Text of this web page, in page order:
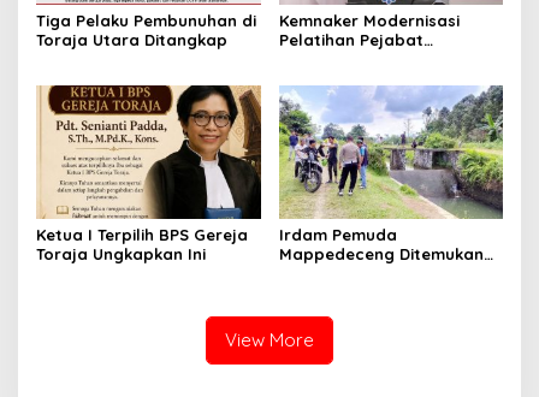
Tiga Pelaku Pembunuhan di
Toraja Utara Ditangkap
Kemnaker Modernisasi
Pelatihan Pejabat
Ketua I Terpilih BPS Gereja
Toraja Ungkapkan Ini
Irdam Pemuda
Mappedeceng Ditemukan
View More